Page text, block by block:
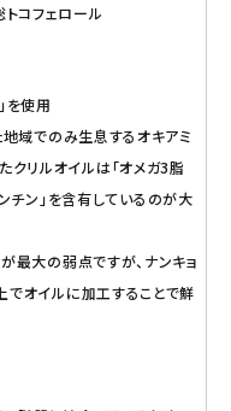
トコフェロール
を使用
地域でのみ生息するオキアミ
クリルオイルは「オメガ3脂
ンチン」を含有しているのが大
最大の弱点ですが、ナンキョ
でオイルに加工することで鮮